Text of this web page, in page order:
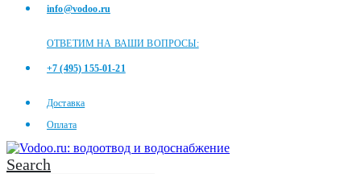
info@vodoo.ru
ОТВЕТИМ НА ВАШИ ВОПРОСЫ:
+7 (495) 155-01-21
Доставка
Оплата
Search